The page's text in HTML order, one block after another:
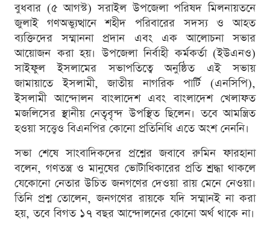
বুধবার (৫ আগস্ট) সরাইল উপজেলা পরিষদ মিলনায়তনে
জুলাই গণঅভ্যুত্থানে শহীদ পরিবারের সদস্য ও আহত
ব্যক্তিদের সম্মাননা প্রদান এবং এক আলোচনা সভার
আয়োজন করা হয়। উপজেলা নির্বাহী কর্মকর্তা (ইউএনও)
সাইফুল ইসলামের সভাপতিত্বে অনুষ্ঠিত এই সভায়
জামায়াতে ইসলামী, জাতীয় নাগরিক পার্টি (এনসিপি),
ইসলামী আন্দোলন বাংলাদেশ এবং বাংলাদেশ খেলাফত
মজলিসের স্থানীয় নেতৃবৃন্দ উপস্থিত ছিলেন। তবে আমন্ত্রিত
হওয়া সত্ত্বেও বিএনপির কোনো প্রতিনিধি এতে অংশ নেননি।
সভা শেষে সাংবাদিকদের প্রশ্নের জবাবে রুমিন ফারহানা
বলেন, গণতন্ত্র ও মানুষের ভোটাধিকারের প্রতি শ্রদ্ধা থাকলে
যেকোনো নেতার উচিত জনগণের দেওয়া রায় মেনে নেওয়া।
তিনি প্রশ্ন তোলেন, জনগণের রায়কে যদি সম্মানই না করা
হয়, তবে বিগত ১৭ বছর আন্দোলনের কোনো অর্থ থাকে না।